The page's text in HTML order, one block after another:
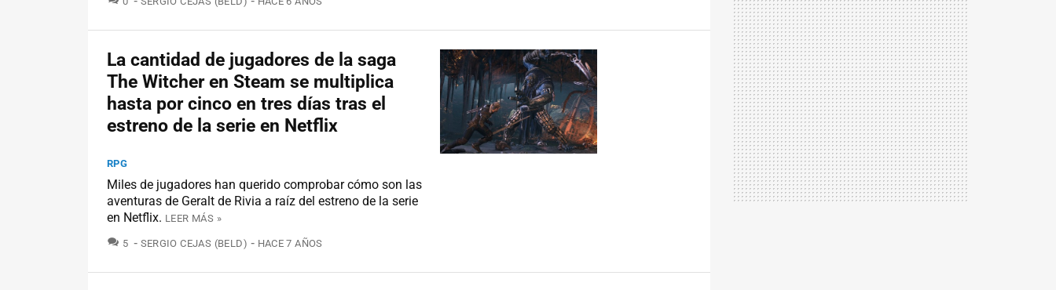
La cantidad de jugadores de la saga
The Witcher en Steam se multiplica
hasta por cinco en tres días tras el
estreno de la serie en Netflix
RPG
Miles de jugadores han querido comprobar cómo son las
aventuras de Geralt de Rivia a raíz del estreno de la serie
en Netflix. LEER MÁS »
5 COMENTARIOS
SERGIO CEJAS (BELD) HACE 7 AÑOS